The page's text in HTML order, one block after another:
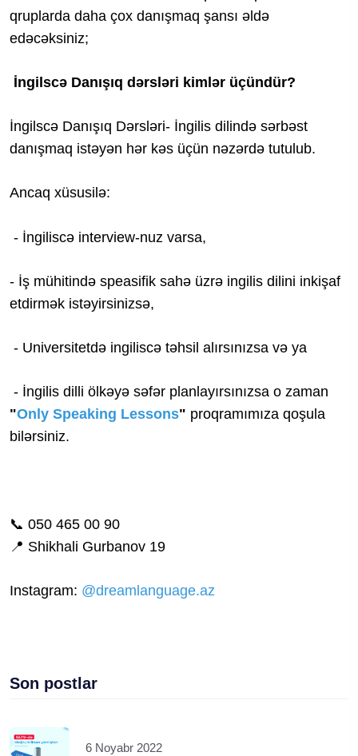
qruplarda daha çox danışmaq şansı əldə
edəcəksiniz;
İngilscə Danışıq dərsləri kimlər üçündür?
İngilscə Danışıq Dərsləri- İngilis dilində sərbəst
danışmaq istəyən hər kəs üçün nəzərdə tutulub.
Ancaq xüsusilə:
- İngiliscə interview-nuz varsa,
- İş mühitində speasifik sahə üzrə ingilis dilini inkişaf
etdirmək istəyirsinizsə,
- Universitetdə ingiliscə təhsil alırsınızsa və ya
- İngilis dilli ölkəyə səfər planlayırsınızsa o zaman
"Only Speaking Lessons" proqramımıza qoşula
bilərsiniz.
📞 050 465 00 90
📍 Shikhali Gurbanov 19
Instagram: @dreamlanguage.az
Son postlar
6 Noyabr 2022